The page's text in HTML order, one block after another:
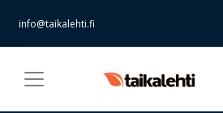
info@taikalehti.fi